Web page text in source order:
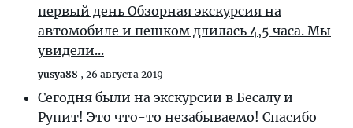
первый день Обзорная экскурсия на
автомобиле и пешком длилась 4,5 часа. Мы
увидели...
yusya88 , 26 августа 2019
Сегодня были на экскурсии в Бесалу и
Рупит! Это что-то незабываемо! Спасибо